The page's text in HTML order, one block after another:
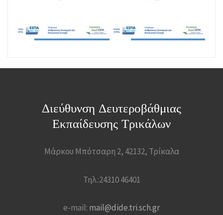
Διεύθυνση Δευτεροβάθμιας
Εκπαίδευσης Τρικάλων
Μάρκου Μπότσαρη 2, 42132, Τρίκαλα
Τηλ.:24310 46401
e-mail: mail@dide.tri.sch.gr